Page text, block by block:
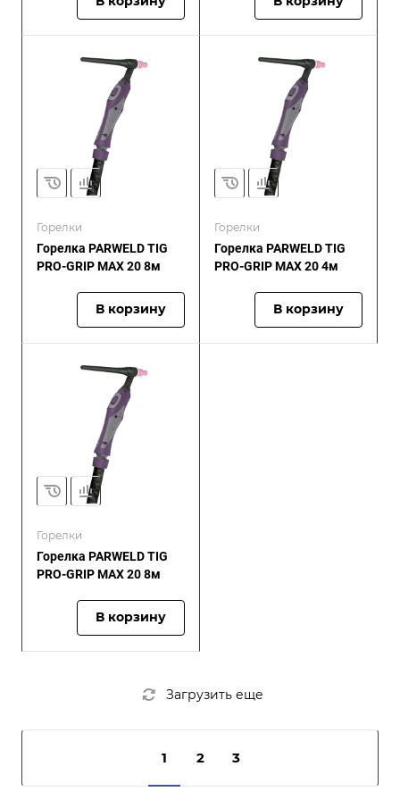
Горелки
Горелка PARWELD TIG
PRO-GRIP MAX 20 8м
В корзину
Горелки
Горелка PARWELD TIG
PRO-GRIP MAX 20 4м
В корзину
Горелки
Горелка PARWELD TIG
PRO-GRIP MAX 20 8м
В корзину
Загрузить еще
1 2 3